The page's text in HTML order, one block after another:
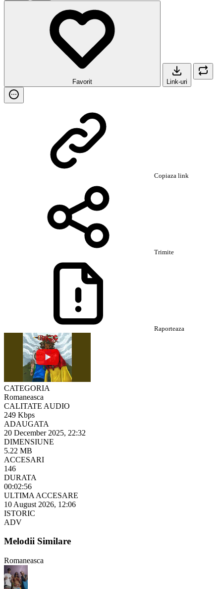
Favorit Link-uri
Copiaza link
Trimite
Raporteaza
CATEGORIA
Romaneasca
CALITATE AUDIO
249 Kbps
ADAUGATA
20 December 2025, 22:32
DIMENSIUNE
5.22 MB
ACCESARI
146
DURATA
00:02:56
ULTIMA ACCESARE
10 August 2026, 12:06
ISTORIC
ADV
Melodii Similare
Romaneasca